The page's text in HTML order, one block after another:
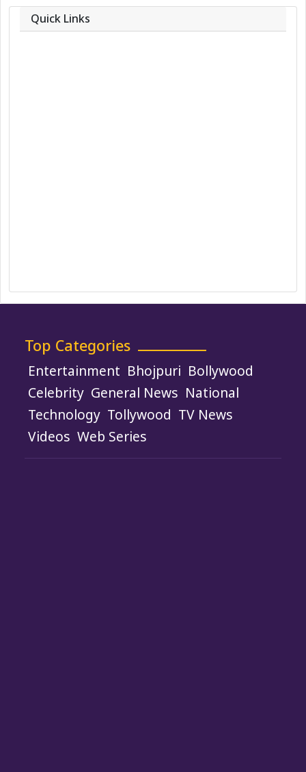
Quick Links
Top Categories
Entertainment Bhojpuri Bollywood
Celebrity General News National
Technology Tollywood TV News
Videos Web Series